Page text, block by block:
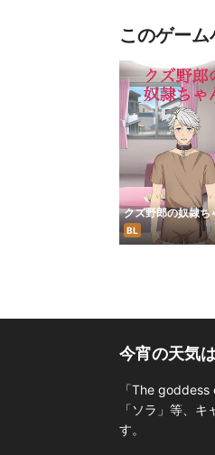
このゲー
クズ野郎の奴隷ち
BL
今宵の天気
「The
「ソラ」等、
す。